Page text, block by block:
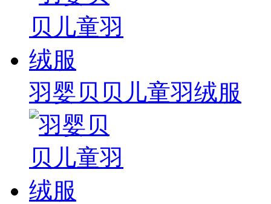
羽婴贝贝儿童羽绒服